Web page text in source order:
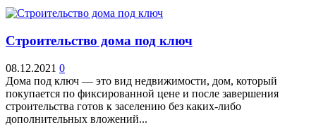
Строительство дома под ключ
08.12.2021 0
Дома под ключ — это вид недвижимости, дом, который
покупается по фиксированной цене и после завершения
строительства готов к заселению без каких-либо
дополнительных вложений...